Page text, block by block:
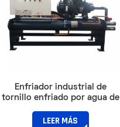
Enfriador industrial de
tornillo enfriado por agua de
refrigeración por circulación
LEER MÁS